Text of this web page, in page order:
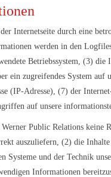
Internetseite durch eine
werden in den
Betriebssystem, (3)
ein zugreifendes System auf
Adresse), (7) der
auf unsere
Public Relations keine
auszuliefern, (2) die
und der Technik
Informationen